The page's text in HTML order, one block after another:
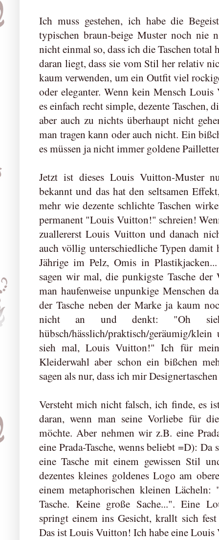
Ich muss gestehen, ich habe die
typischen braun-beige Muster noch nie
nicht einmal so, dass ich die Taschen total
daran liegt, dass sie vom Stil her relativ
kaum verwenden, um ein Outfit viel
oder eleganter. Wenn kein Mensch
es einfach recht simple, dezente
aber auch zu nichts überhaupt nicht
man tragen kann oder auch nicht. Ein
es müssen ja nicht immer goldene
Jetzt ist dieses Louis Vuitton-Muster
bekannt und das hat den seltsamen
mehr wie dezente schlichte Taschen
permanent "Louis Vuitton!" schreien!
zuallererst Louis Vuitton und danach
auch völlig unterschiedliche Typen damit
Jährige im Pelz, Omis in
sagen wir mal, die punkigste Tasche
man haufenweise unpunkige Menschen
der Tasche neben der Marke ja kaum
nicht an und denkt: "Oh
hübsch/hässlich/praktisch/geräumig/
sieh mal, Louis Vuitton!" Ich für
Kleiderwahl aber schon ein bißchen
sagen als nur, dass ich mir
Versteht mich nicht falsch, ich finde, es
daran, wenn man seine Vorliebe für
möchte. Aber nehmen wir z.B. eine
eine Prada-Tasche, wenns beliebt =D):
eine Tasche mit einem gewissen Stil
dezentes kleines goldenes Logo am
einem metaphorischen kleinen
Tasche. Keine große Sache...". Eine
springt einem ins Gesicht, krallt sich
Das ist Louis Vuitton! Ich habe eine